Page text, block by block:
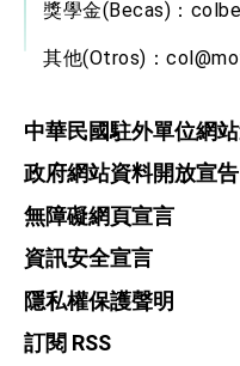
總統主持「守
會 強調以實
命運
變局中 奮起
團結 迎風轉
賴總統就職演
總統重要談話
外交部重要言
我國政府將在
事處」，進一
獎學金(Becas)：
其他(Otros)：
中華民國駐外單位網
政府網站資料開放宣告
無障礙網頁宣言
資訊安全宣言
隱私權保護聲明
訂閱 RSS